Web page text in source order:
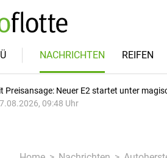
NACHRICHTEN REIFEN
Preisansage: Neuer E2 startet unter
09:48 Uhr